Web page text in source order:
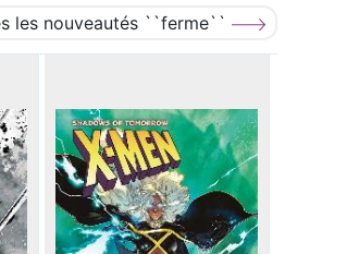
les nouveautés ``ferme``